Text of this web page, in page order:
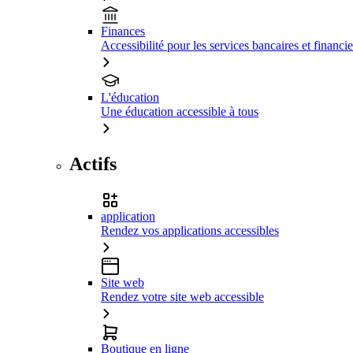
Finances
Accessibilité pour les services bancaires et
L'éducation
Une éducation accessible à tous
Actifs
application
Rendez vos applications accessibles
Site web
Rendez votre site web accessible
Boutique en ligne